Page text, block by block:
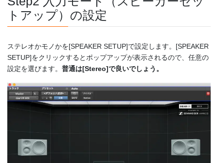
トアップ）の設定
ステレオかモノかを[SPEAKER SETUP]で設定します。[SPEAKER
SETUP]をクリックするとポップアップが表示されるので、任意の
設定を選びます。 普通は[Stereo]で良いでしょう。